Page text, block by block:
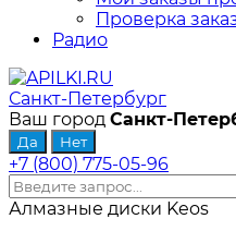
Проверка
Радио
Санкт-Петербург
Ваш город Санкт-
+7 (800) 775-05-96
Алмазные диски Keos